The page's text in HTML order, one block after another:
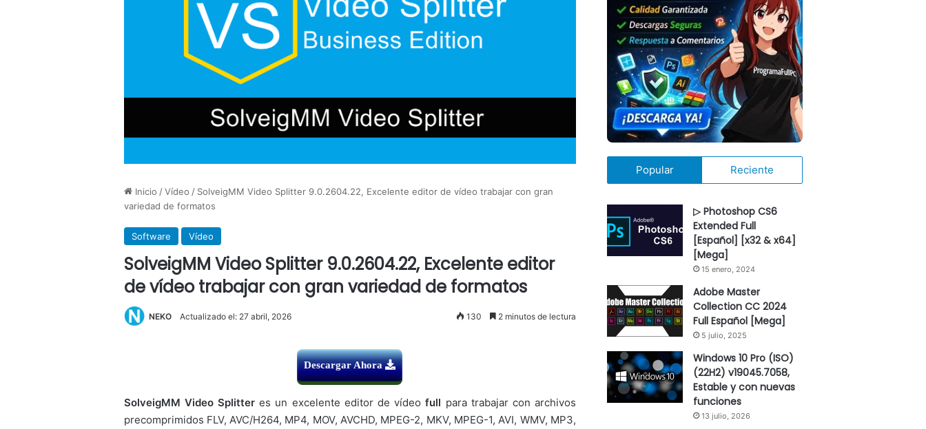
Inicio / Vídeo / SolveigMM Video Splitter 9.0.2604.22, Excelente editor de vídeo trabajar con gran
variedad de formatos
Software Vídeo
SolveigMM Video Splitter 9.0.2604.22, Excelente editor
de vídeo trabajar con gran variedad de formatos
NEKO Actualizado el: 27 abril, 2026 130 2 minutos de lectura
Descargar Ahora
SolveigMM Video Splitteres un excelente editor de vídeofull para trabajar con archivos
precomprimidos FLV, AVC/H264, MP4, MOV, AVCHD, MPEG-2, MKV, MPEG-1, AVI, WMV, MP3,
Popular Reciente
▷ Photoshop CS6
Extended Full
[Español] [x32 & x64]
[Mega]
15 enero, 2024
Adobe Master
Collection CC 2024
Full Español [Mega]
5 julio, 2025
Windows 10 Pro (ISO)
(22H2) v19045.7058,
Estable y con nuevas
funciones
13 julio, 2026